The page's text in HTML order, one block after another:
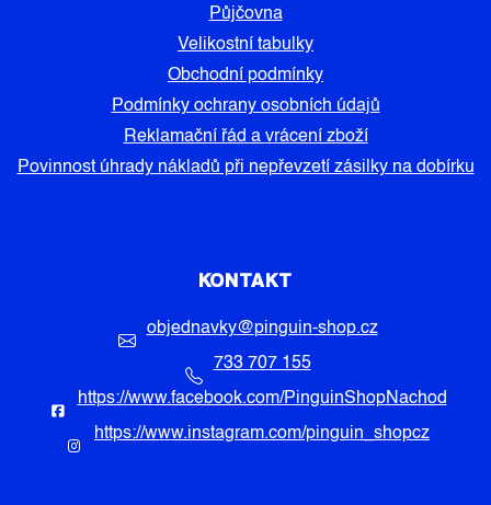
Půjčovna
Velikostní tabulky
Obchodní podmínky
Podmínky ochrany osobních údajů
Reklamační řád a vrácení zboží
Povinnost úhrady nákladů při nepřevzetí zásilky na dobírku
KONTAKT
objednavky@pinguin-shop.cz
733 707 155
https://www.facebook.com/PinguinShopNachod
https://www.instagram.com/pinguin_shopcz